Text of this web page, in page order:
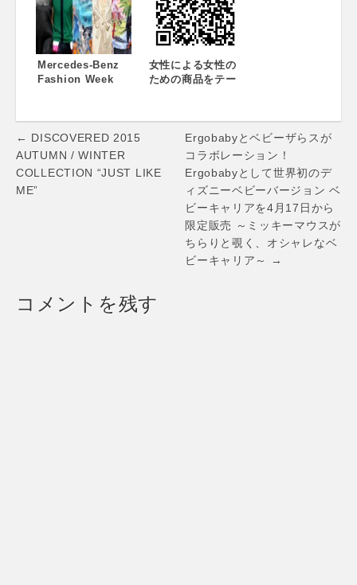
12/2（水）～12/8
日（火）まで）
Mercedes-Benz
Fashion Week
女性による女性の
ための商品をテー
「CLAUDIA」、5
月末まで「ショッ
ピングde開運キャ
ンペーン」を実
施！
Post
navigation
← DISCOVERED 2015
AUTUMN / WINTER
COLLECTION “JUST LIKE
ME”
Ergobabyとベビーザらスが
コラボレーション！
Ergobabyとして世界初のデ
ィズニーベビーバージョン ベ
ビーキャリアを4月17日から
限定販売 ～ミッキーマウスが
ちらりと覗く、オシャレなベ
ビーキャリア～ →
コメントを残す